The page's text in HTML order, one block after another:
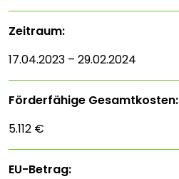
Zeitraum:
17.04.2023 – 29.02.2024
Förderfähige Gesamtkosten:
5.112 €
EU-Betrag: